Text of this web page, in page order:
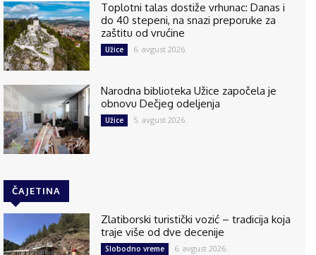
Toplotni talas dostiže vrhunac: Danas i
do 40 stepeni, na snazi preporuke za
zaštitu od vrućine
Užice 6. avgust 2026.
Narodna biblioteka Užice započela je
obnovu Dečjeg odeljenja
Užice 5. avgust 2026.
ČAJETINA
Zlatiborski turistički vozić – tradicija koja
traje više od dve decenije
Slobodno vreme 6. avgust 2026.